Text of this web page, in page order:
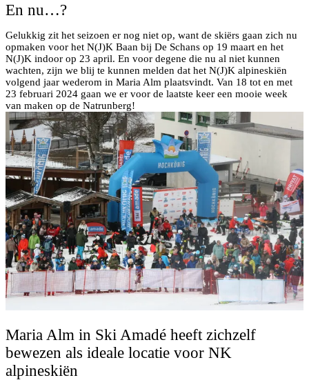
En nu…?
Gelukkig zit het seizoen er nog niet op, want de skiërs gaan zich nu
opmaken voor het N(J)K Baan bij De Schans op 19 maart en het
N(J)K indoor op 23 april. En voor degene die nu al niet kunnen
wachten, zijn we blij te kunnen melden dat het N(J)K alpineskiën
volgend jaar wederom in Maria Alm plaatsvindt. Van 18 tot en met
23 februari 2024 gaan we er voor de laatste keer een mooie week
van maken op de Natrunberg!
Maria Alm in Ski Amadé heeft zichzelf
bewezen als ideale locatie voor NK
alpineskiën